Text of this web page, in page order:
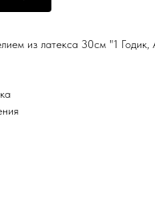
из латекса 30см "1 Годик,